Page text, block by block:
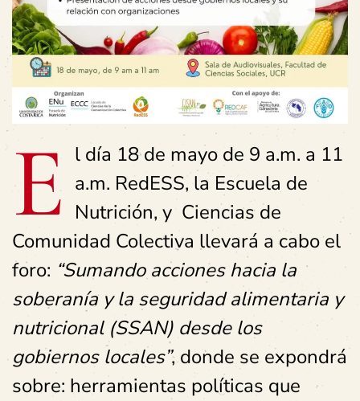
E l día 18 de mayo de 9 a.m. a 11
a.m. RedESS, la Escuela de
Nutrición, y Ciencias de
Comunidad Colectiva llevará a cabo el
foro: “Sumando acciones hacia la
soberanía y la seguridad alimentaria y
nutricional (SSAN) desde los
gobiernos locales”, donde se expondrá
sobre: herramientas políticas que